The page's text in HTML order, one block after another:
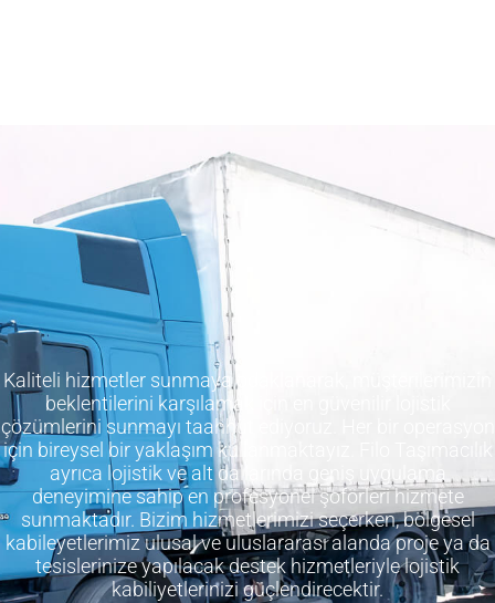
Kaliteli hizmetler sunmaya odaklanarak, müşterilerimizin
beklentilerini karşılamak için en güvenilir lojistik
çözümlerini sunmayı taahhüt ediyoruz. Her bir operasyon
için bireysel bir yaklaşım kullanmaktayız. Filo Taşımacılık
ayrıca lojistik ve alt dallarında geniş uygulama
deneyimine sahip en profesyonel şoförleri hizmete
sunmaktadır. Bizim hizmetlerimizi seçerken, bölgesel
kabileyetlerimiz ulusal ve uluslararası alanda proje ya da
tesislerinize yapılacak destek hizmetleriyle lojistik
kabiliyetlerinizi güçlendirecektir.